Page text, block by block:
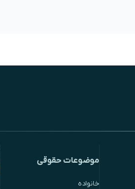
موضوعات حقوقی
خانواده